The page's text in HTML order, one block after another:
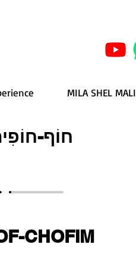
MILA SHEL MALI
חוֹף-
CHOFIM